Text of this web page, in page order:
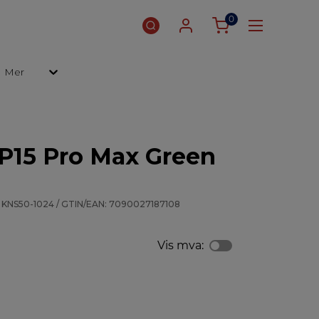
0
Mer
Pro Max Green
1024 / GTIN/EAN: 7090027187108
Vis mva: